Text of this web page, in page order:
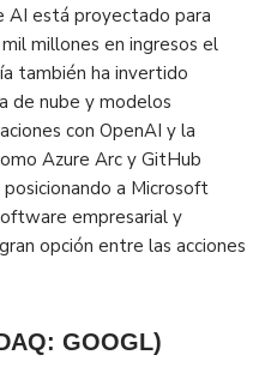
AI está proyectado para
millones en ingresos el
también ha invertido
de nube y modelos
con OpenAI y la
Azure Arc y GitHub
a Microsoft
empresarial y
opción entre las acciones
GOOGL)